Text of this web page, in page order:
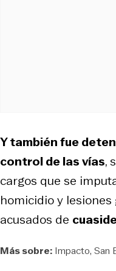
Y también fue
control de las vías,
cargos que se
homicidio y lesiones
acusados de
Más sobre: Impacto San